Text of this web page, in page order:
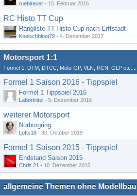
ruebiracer - 15. Februar 2016
RC Histo TT Cup
Rangliste TT-Histo Cup nach Erftstadt
Koelschbloot79 - 4. Dezember 2017
Motorsport 1:1
Formel 1, DTM, DTCC, Moto-GP, VLN, RCN, GLP etc......
Formel 1 Saison 2016 - Tippspiel
Formel 1 Tippspiel 2016
Laborkittel - 5. Dezember 2016
weiterer Motorsport
Nürburgring
Lotts18 - 30. Oktober 2019
Formel 1 Saison 2015 - Tippspiel
Endstand Saison 2015
Chris 21 - 10. Dezember 2015
allgemeine Themen ohne Modellbau